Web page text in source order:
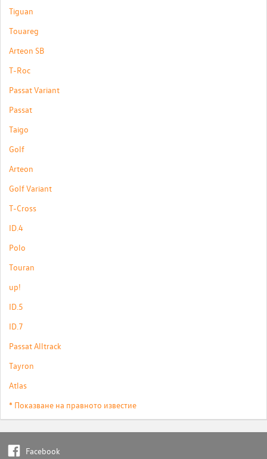
Tiguan
Touareg
Arteon SB
T-Roc
Passat Variant
Passat
Taigo
Golf
Arteon
Golf Variant
T-Cross
ID.4
Polo
Touran
up!
ID.5
ID.7
Passat Alltrack
Tayron
Atlas
* Показване на правното известие
Facebook